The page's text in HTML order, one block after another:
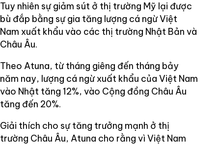
Tuy nhiên sự giảm sút ở thị trường Mỹ lại được
bù đắp bằng sự gia tăng lượng cá ngừ Việt
Nam xuất khẩu vào các thị trường Nhật Bản và
Châu Âu.
Theo Atuna, từ tháng giêng đến tháng bảy
năm nay, lượng cá ngừ xuất khẩu của Việt Nam
vào Nhật tăng 12%, vào Cộng đồng Châu Âu
tăng đến 20%.
Giải thích cho sự tăng trưởng mạnh ở thị
trường Châu Âu, Atuna cho rằng vì Việt Nam